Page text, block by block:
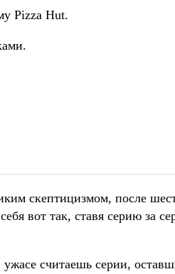
Pizza Hut.
скептицизмом, после
вот так, ставя серию за
считаешь серии,